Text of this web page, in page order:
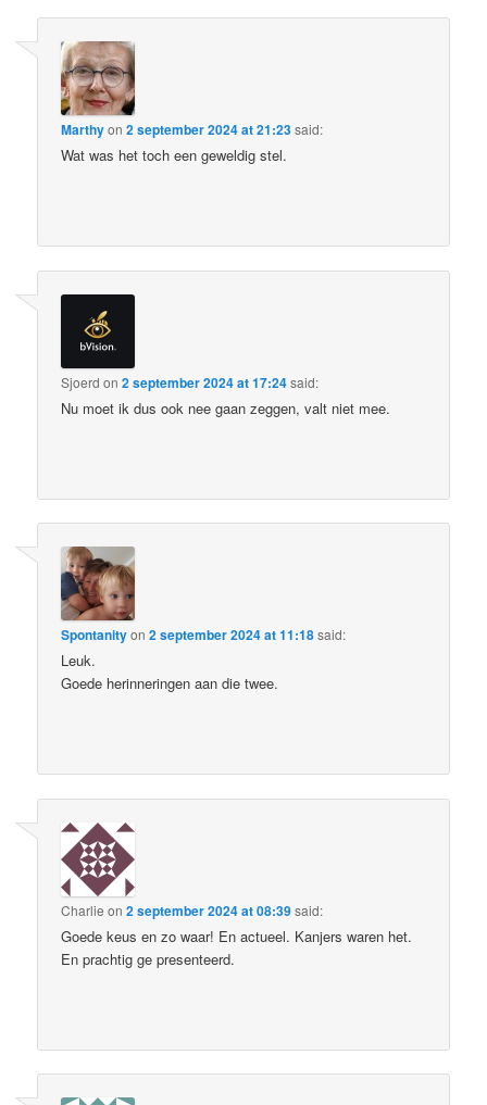
Marthyon2 september 2024 at 21:23said:
Wat was het toch een geweldig stel.
Sjoerd on2 september 2024 at 17:24said:
Nu moet ik dus ook nee gaan zeggen, valt niet mee.
Spontanityon2 september 2024 at 11:18said:
Leuk.
Goede herinneringen aan die twee.
Charlie on2 september 2024 at 08:39said:
Goede keus en zo waar! En actueel. Kanjers waren het.
En prachtig ge presenteerd.